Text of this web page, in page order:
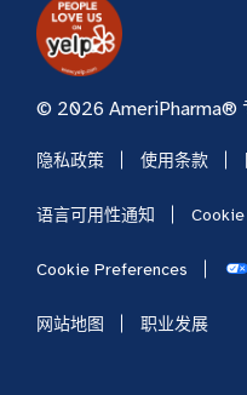
© 2026 AmeriPharma®
隐私政策 使用条款
语言可用性通知
Cookie Preferences
网站地图 职业发展